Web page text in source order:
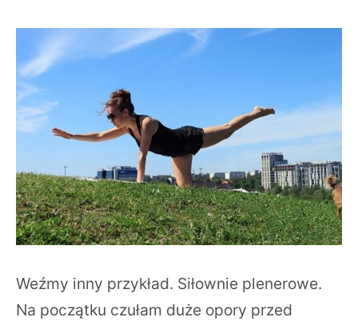
Weźmy inny przykład. Siłownie plenerowe.
Na początku czułam duże opory przed